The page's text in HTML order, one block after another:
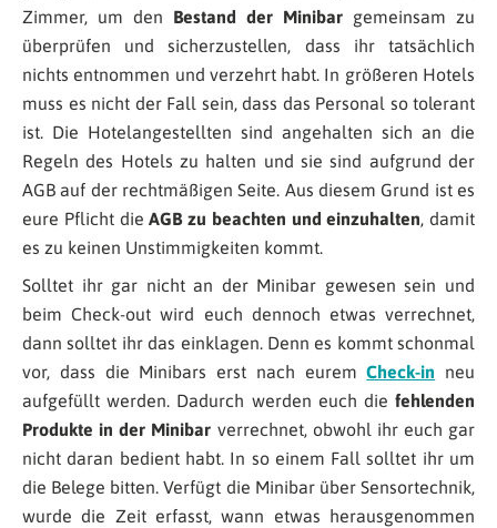
Zimmer, um den Bestand der Minibar gemeinsam zu
überprüfen und sicherzustellen, dass ihr tatsächlich
nichts entnommen und verzehrt habt. In größeren Hotels
muss es nicht der Fall sein, dass das Personal so tolerant
ist. Die Hotelangestellten sind angehalten sich an die
Regeln des Hotels zu halten und sie sind aufgrund der
AGB auf der rechtmäßigen Seite. Aus diesem Grund ist es
eure Pflicht dieAGB zu beachten und einzuhalten, damit
es zu keinen Unstimmigkeiten kommt.
Solltet ihr gar nicht an der Minibar gewesen sein und
beim Check-out wird euch dennoch etwas verrechnet,
dann solltet ihr das einklagen. Denn es kommt schonmal
vor, dass die Minibars erst nach euremCheck-in neu
aufgefüllt werden. Dadurch werden euch die fehlenden
Produkte in der Minibar verrechnet, obwohl ihr euch gar
nicht daran bedient habt. In so einem Fall solltet ihr um
die Belege bitten. Verfügt die Minibar über Sensortechnik,
wurde die Zeit erfasst, wann etwas herausgenommen